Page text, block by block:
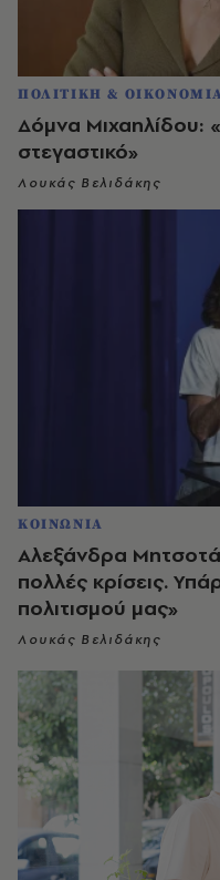
ΠΟΛΙΤΙΚΗ &
Δόμνα Μιχαηλίδου:
στεγαστικό»
Λουκάς Βελιδάκης
ΚΟΙΝΩΝΙΑ
Αλεξάνδρα
πολλές κρίσεις.
πολιτισμού μας»
Λουκάς Βελιδάκης